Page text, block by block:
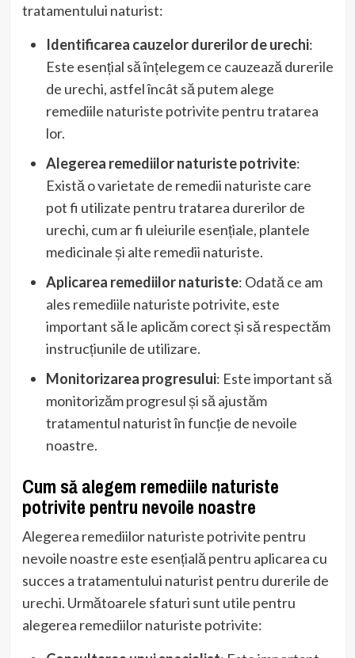
tratamentului naturist:
Identificarea cauzelor durerilor de urechi:
Este esențial să înțelegem ce cauzează durerile
de urechi, astfel încât să putem alege
remediile naturiste potrivite pentru tratarea
lor.
Alegerea remediilor naturiste potrivite:
Există o varietate de remedii naturiste care
pot fi utilizate pentru tratarea durerilor de
urechi, cum ar fi uleiurile esențiale, plantele
medicinale și alte remedii naturiste.
Aplicarea remediilor naturiste: Odată ce am
ales remediile naturiste potrivite, este
important să le aplicăm corect și să respectăm
instrucțiunile de utilizare.
Monitorizarea progresului: Este important să
monitorizăm progresul și să ajustăm
tratamentul naturist în funcție de nevoile
noastre.
Cum să alegem remediile naturiste
potrivite pentru nevoile noastre
Alegerea remediilor naturiste potrivite pentru
nevoile noastre este esențială pentru aplicarea cu
succes a tratamentului naturist pentru durerile de
urechi. Următoarele sfaturi sunt utile pentru
alegerea remediilor naturiste potrivite: